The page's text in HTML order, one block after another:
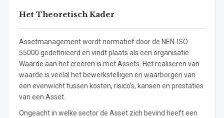
Het Theoretisch Kader
Assetmanagement wordt normatief door de NEN-ISO
55000 gedefinieerd en vindt plaats als een organisatie
Waarde aan het creëren is met Assets. Het realiseren van
waarde is veelal het bewerkstelligen en waarborgen van
een evenwicht tussen kosten, risico’s, kansen en prestaties
van een Asset.
Ongeacht in welke sector de Asset zich bevind heeft een